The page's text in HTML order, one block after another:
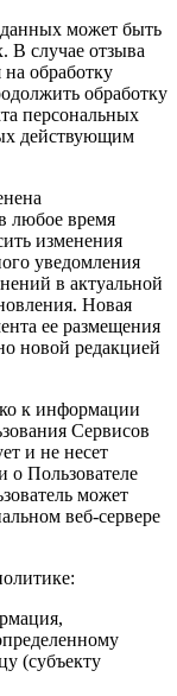
данных может быть
В случае отзыва
обработку
обработку
персональных
действующим
любое время
изменения
уведомления
в актуальной
Новая
ее размещения
новой редакцией
к информации
Сервисов
и не несет
о Пользователе
может
веб-сервере
(субъекту